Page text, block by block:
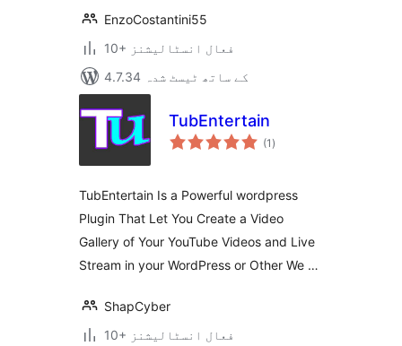
EnzoCostantini55
10+ فعال انسٹالیشنز
4.7.34 کے ساتھ ٹیسٹ شدہ
TubEntertain
(1 مجموعی
درجہ
)
TubEntertain Is a Powerful wordpress
Plugin That Let You Create a Video
Gallery of Your YouTube Videos and Live
Stream in your WordPress or Other We …
ShapCyber
10+ فعال انسٹالیشنز